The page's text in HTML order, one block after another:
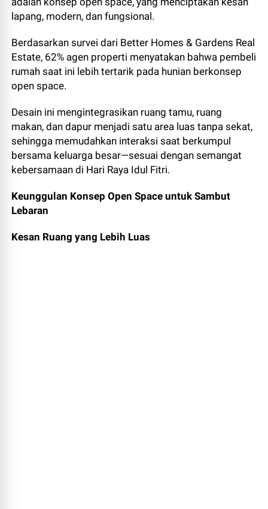
lapang, modern, dan fungsional.
Berdasarkan survei dari Better Homes & Gardens Real
Estate, 62% agen properti menyatakan bahwa pembeli
rumah saat ini lebih tertarik pada hunian berkonsep
open space.
Desain ini mengintegrasikan ruang tamu, ruang
makan, dan dapur menjadi satu area luas tanpa sekat,
sehingga memudahkan interaksi saat berkumpul
bersama keluarga besar—sesuai dengan semangat
kebersamaan di Hari Raya Idul Fitri.
Keunggulan Konsep Open Space untuk Sambut
Lebaran
Kesan Ruang yang Lebih Luas